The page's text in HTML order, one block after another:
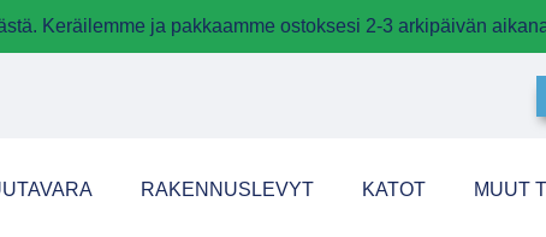
Keräilemme ja pakkaamme ostoksesi 2-3 arkipäivän
RAKENNUSLEVYT KATOT MUUT